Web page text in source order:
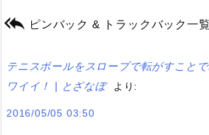
 ピンバック & トラックバック一覧
テニスボールをスロープで転がすこと
ワイイ！ | とざなぼ
より:
2016/05/05 03:50